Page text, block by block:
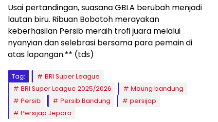
Usai pertandingan, suasana GBLA berubah menjadi
lautan biru. Ribuan Bobotoh merayakan
keberhasilan Persib meraih trofi juara melalui
nyanyian dan selebrasi bersama para pemain di
atas lapangan.** (tds)
Tag:
BRI Super League
BRI Super League 2025/2026
Maung bandung
Persib
Persib Bandung
persijap
Persijap Jepara